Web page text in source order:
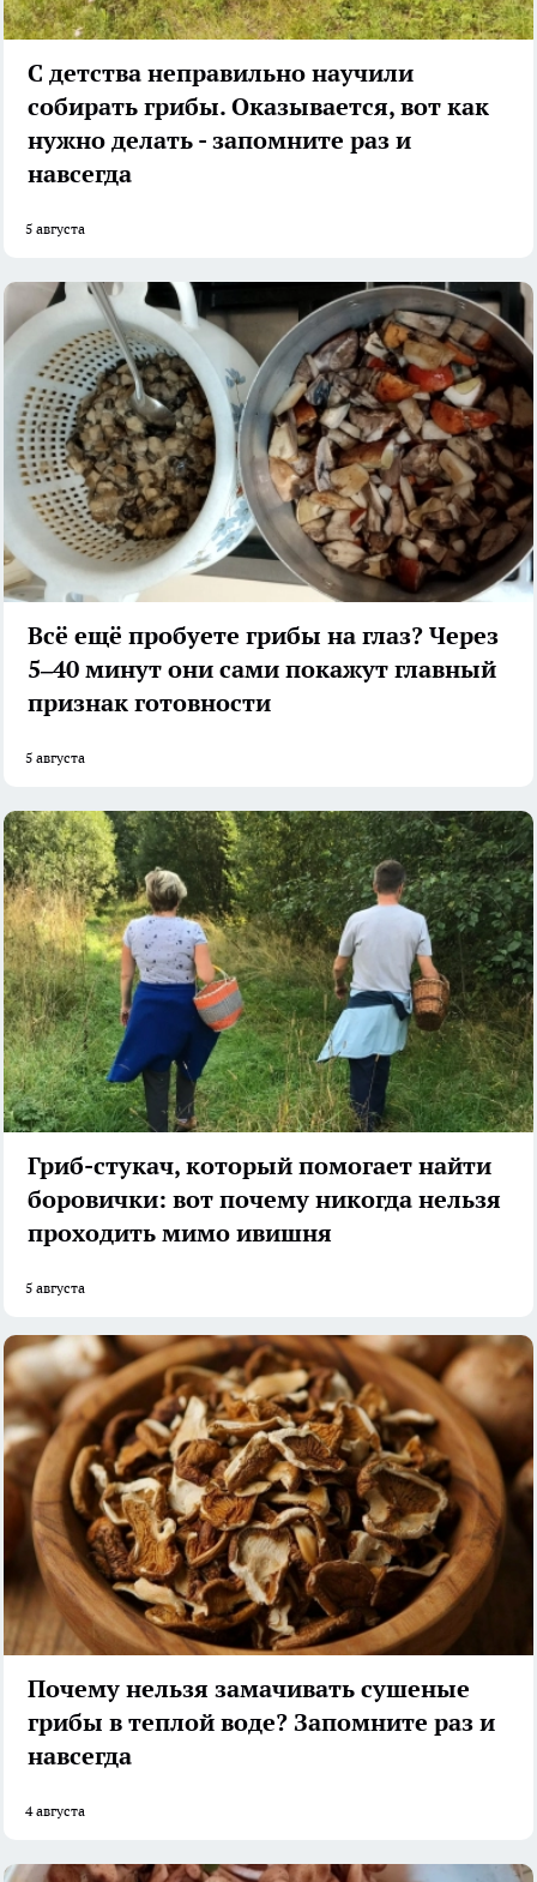
С детства неправильно научили
собирать грибы. Оказывается, вот как
нужно делать - запомните раз и
навсегда
5 августа
Всё ещё пробуете грибы на глаз? Через
5–40 минут они сами покажут главный
признак готовности
5 августа
Гриб-стукач, который помогает найти
боровички: вот почему никогда нельзя
проходить мимо ивишня
5 августа
Почему нельзя замачивать сушеные
грибы в теплой воде? Запомните раз и
навсегда
4 августа